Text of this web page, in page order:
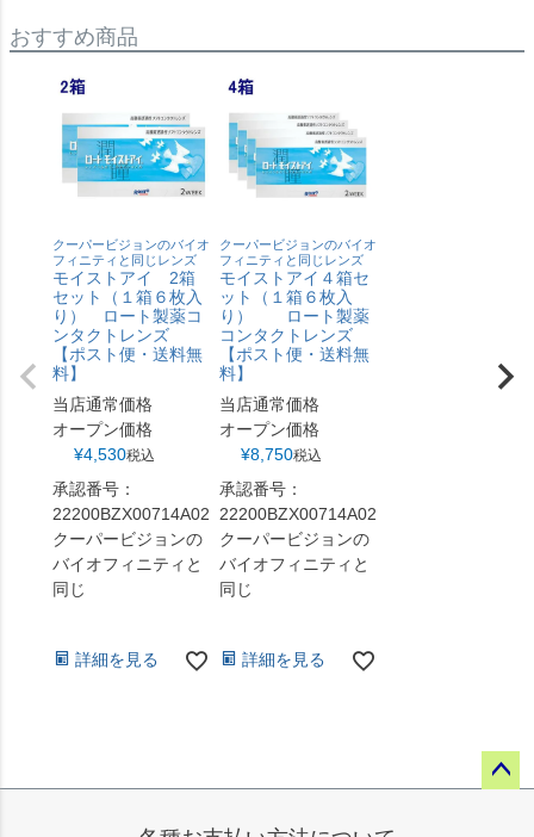
おすすめ商品
クーパービジョンのバイオ
フィニティと同じレンズ
モイストアイ 2箱
セット（１箱６枚入
り） ロート製薬コ
ンタクトレンズ
【ポスト便・送料無
料】
当店通常価格
オープン価格
¥4,530税込
承認番号：
22200BZX00714A02
クーパービジョンの
バイオフィニティと
同じ
詳細を見る
クーパービジョンのバイオ
フィニティと同じレンズ
モイストアイ４箱セ
ット（１箱６枚入
り） ロート製薬
コンタクトレンズ
【ポスト便・送料無
料】
当店通常価格
オープン価格
¥8,750税込
承認番号：
22200BZX00714A02
クーパービジョンの
バイオフィニティと
同じ
詳細を見る